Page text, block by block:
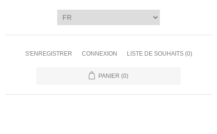
S'ENREGISTRER CONNEXION LISTE DE SOUHAITS (0)
PANIER (0)